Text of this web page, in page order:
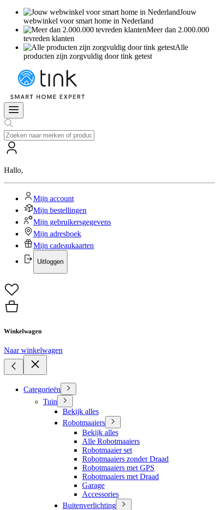
Jouw
webwinkel voor smart home in Nederland
Meer dan 2.000.000
tevreden klanten
Alle
producten zijn zorgvuldig door tink getest
Hallo,
Mijn account
Mijn bestellingen
Mijn gebruikersgegevens
Mijn adresboek
Mijn cadeaukaarten
Uitloggen
Winkelwagen
Naar winkelwagen
Categorieën
Tuin
Bekijk alles
Robotmaaiers
Bekijk alles
Alle Robotmaaiers
Robotmaaier set
Robotmaaiers zonder Draad
Robotmaaiers met GPS
Robotmaaiers met Draad
Garage
Accessories
Buitenverlichting